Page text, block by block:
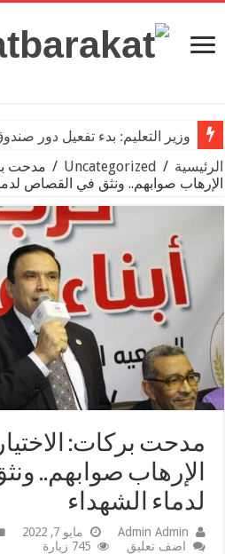
وزير التعليم: بدء تفعيل دور صندوق
الرئيسية /
Uncategorized
/
الإرهاب صوابهم.. ونثق في القصاص
الإرهاب صوابهم..
لدماء الشهداء
Admin Admin مايو 7, 2022
اضف تعليق
745 زيارة